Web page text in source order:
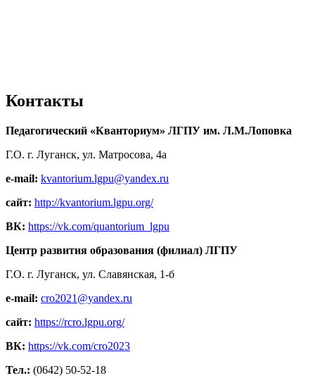
Контакты
Педагогический «Кванториум» ЛГПУ им. Л.М.Лоповка
Г.О. г. Луганск, ул. Матросова, 4а
e-mail: kvantorium.lgpu@yandex.ru
сайт: http://kvantorium.lgpu.org/
ВК: https://vk.com/quantorium_lgpu
Центр развития образования (филиал) ЛГПУ
Г.О. г. Луганск, ул. Славянская, 1-б
e-mail: cro2021@yandex.ru
сайт: https://rcro.lgpu.org/
ВК: https://vk.com/cro2023
Тел.: (0642) 50-52-18